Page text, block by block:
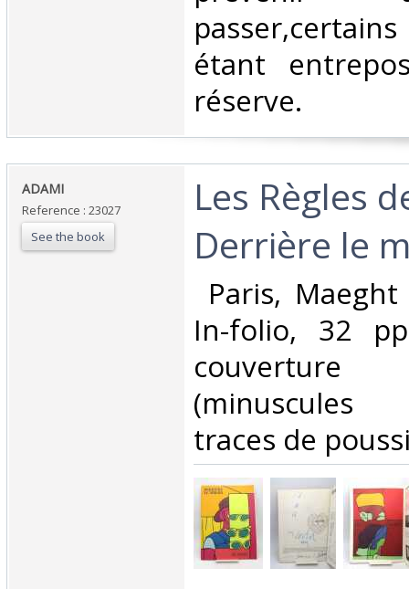
étant
réserve. ‎
‎ADAMI‎
Reference : 23027
See the book
‎Les Règles
Derrière le
Paris,
In-folio, 32
(minuscules
traces de